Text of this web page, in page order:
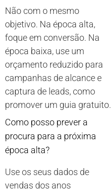
Não com o mesmo
objetivo. Na época alta,
foque em conversão. Na
época baixa, use um
orçamento reduzido para
campanhas de alcance e
captura de leads, como
promover um guia gratuito.
Como posso prever a
procura para a próxima
época alta?
Use os seus dados de
vendas dos anos